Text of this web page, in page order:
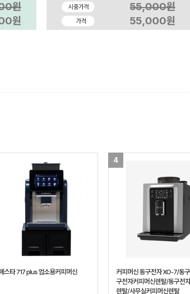
원
원
시중가격 55,000원
가격 55,000원
스타 717 plus 업소용커피머신
4
커피머신 동구전자 XO-7/동
구전자커피머신렌탈/동구전
렌탈/사무실커피머신렌탈